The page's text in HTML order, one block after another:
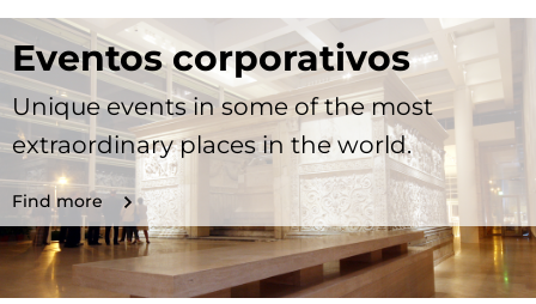
Eventos corporativos
Unique events in some of the most
extraordinary places in the world.
Find more